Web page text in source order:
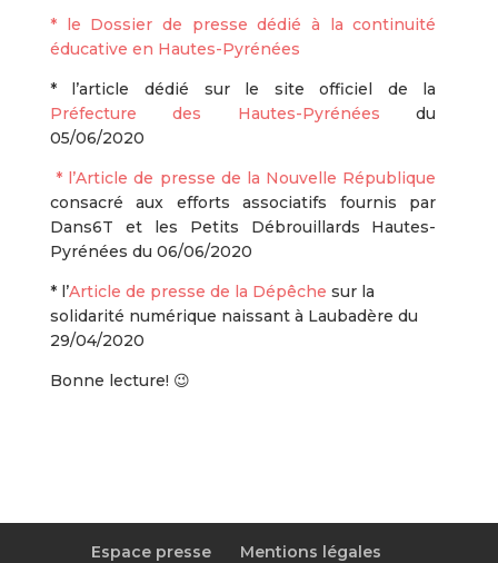
* le Dossier de presse dédié à la continuité
éducative en Hautes-Pyrénées
* l’article dédié sur le site officiel de la
Préfecture des Hautes-Pyrénées du
05/06/2020
* l’Article de presse de la Nouvelle République
consacré aux efforts associatifs fournis par
Dans6T et les Petits Débrouillards Hautes-
Pyrénées du 06/06/2020
* l’Article de presse de la Dépêche sur la
solidarité numérique naissant à Laubadère du
29/04/2020
Bonne lecture! 😉
Espace presse Mentions légales